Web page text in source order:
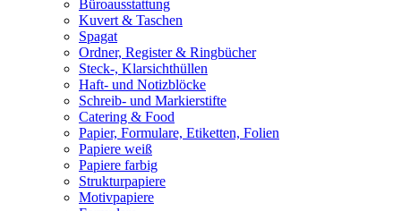
Büroausstattung
Kuvert & Taschen
Spagat
Ordner, Register & Ringbücher
Steck-, Klarsichthüllen
Haft- und Notizblöcke
Schreib- und Markierstifte
Catering & Food
Papier, Formulare, Etiketten, Folien
Papiere weiß
Papiere farbig
Strukturpapiere
Motivpapiere